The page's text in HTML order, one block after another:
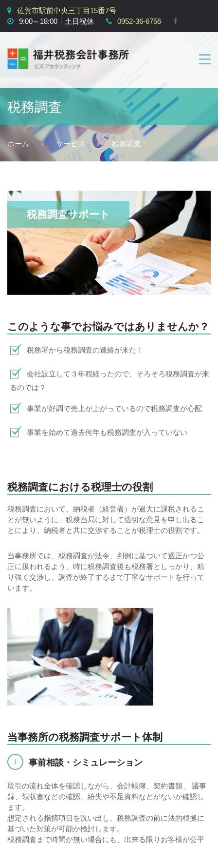
佐賀市駅前中央三丁目15番7号
9:00～18:00｜土日祝休
0952-36-6756
トップページ
サービス
事務所概要
スタッフ紹介
リクルート
お問い合わせ
税務調査
サービス 税務調査
税務調査サポート
このような事でお悩みではありませんか？
税務署から税務調査の連絡が来た！
会社設立して３年程経ったので、そろそろ税務調査が来
るのでは？
事業が好調で売上が上がっているので税務調査が心配
事業を始めて過去何年も税務調査が入っていない
税務調査における税理士の役割
税務調査において、納税者（経営者）が過大に課税されるこ
とが無いように、税務当局に対して適切な意見を申し出るこ
とにより、納税者と共に交渉することが税理士の役割です。
当事務所では、税務調査が法令、判例に基づいて適正かつ公
正に扱われるよう、時に税務調査後も税務署としっかり、粘
り強く交渉し、調査が終了するまで丁寧なサポートを行って
います。
当事務所の税務調査サポート体制
1 事前相談・シミュレーション
取引の流れ全体を確認しながら、会計帳簿、契約書類、 議事
録、領収書などの確認、紛失や不足資料などがないか確認し
ます。
想定される指摘項目を洗い出し、税務調査の前に法的根拠に
基づいた対策が可能か検討します。
税務調査まで時間が無い場合にも、出来る限りお客様が公平